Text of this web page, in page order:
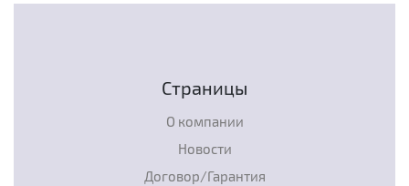
Страницы
О компании
Новости
Договор/Гарантия